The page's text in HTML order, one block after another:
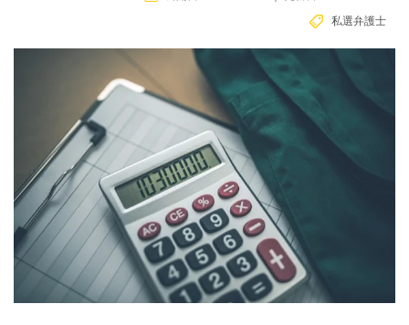
栃木 埼玉 千葉 神奈川
岐阜 静岡 愛知 三重
関西
滋賀 京都 大阪 兵庫 奈良 和歌山
私選弁護士